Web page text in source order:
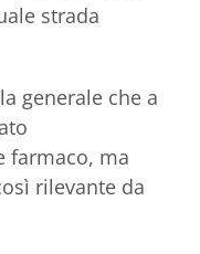
strada
generale che a
farmaco, ma
rilevante da